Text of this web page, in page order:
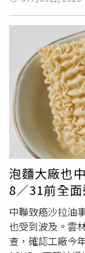
物特性與海洋生
潮，成為更多人
走訪主題館及
（圖／國立海洋
爽、充滿南歐風
火舒肥煄香炙烤
冷前菜緊接著
「文心鮑魚」，
口即化的「炙燒
「焦糖蝦皇醬」
蕃茄」，把夏天
常開胃。• 湯品溫柔暖胃： 接著送上的是「卡布其諾菌菇
湯」。主廚把多
郁香氣，口感滑
至收尾前的「28
克力豚」給不食
享受。• 夢幻甜點結尾： 快樂的晚餐最後，由手工現製的
「夢幻巧克力」
為這場奢華的晚
湯迷思！夏天溫
炎及動脈硬化的
保護心臟的綠色
的是空心菜驚
達105毫克，同
耐症患者的優質
相對較低，李營
等富含維生素C
了心血管與骨骼
多多。李營養師
素A，能維持眼
有的木質素與粗
時，空心菜豐富
就能補足成人每
面，空心菜的果
質偏寒，脾胃虛
薑、大蒜或麻油
鞣酸，飲食上應
泡麵大廠也
8／31前全
中聯致癌沙拉油
也受到波及。雲
查，確認工廠今